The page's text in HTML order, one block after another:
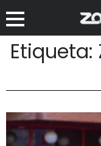
Etiqueta: